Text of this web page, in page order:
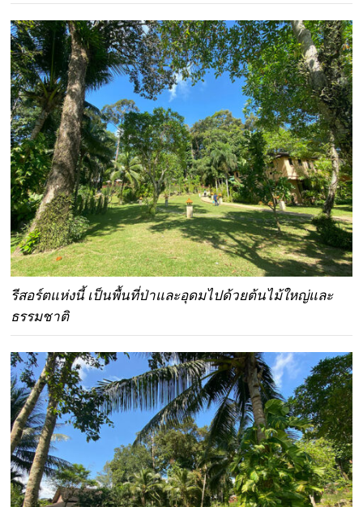
รีสอร์ตแห่งนี้ เป็นพื้นที่ป่าและอุดมไปด้วยต้นไม้ใหญ่และ
ธรรมชาติ